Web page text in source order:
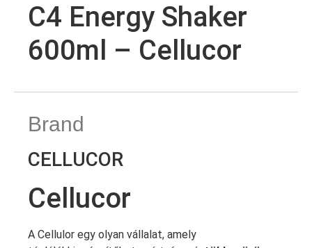
C4 Energy Shaker
600ml – Cellucor
Brand
CELLUCOR
Cellucor
A Cellulor egy olyan vállalat, amely